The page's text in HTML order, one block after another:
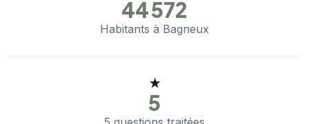
44 572
Habitants à Bagneux
★
5